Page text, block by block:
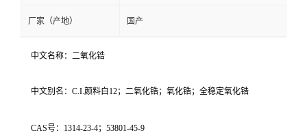
厂家（产地） 国产
中文名称：二氧化锆
中文别名：C.I.颜料白12；二氧化锆；氧化锆；全稳定氧化锆
CAS号：1314-23-4；53801-45-9